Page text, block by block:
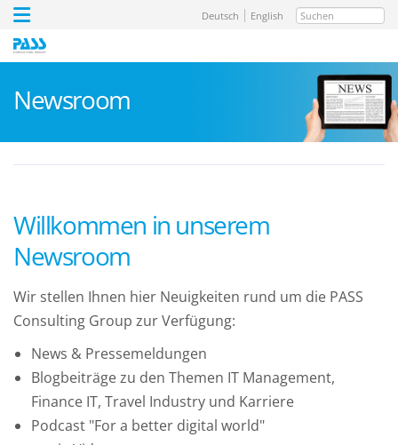
Suchen
Deutsch English
Newsroom
Willkommen in unserem
Newsroom
Wir stellen Ihnen hier Neuigkeiten rund um die PASS
Consulting Group zur Verfügung:
News & Pressemeldungen
Blogbeiträge zu den Themen IT Management,
Finance IT, Travel Industry und Karriere
Podcast "For a better digital world"